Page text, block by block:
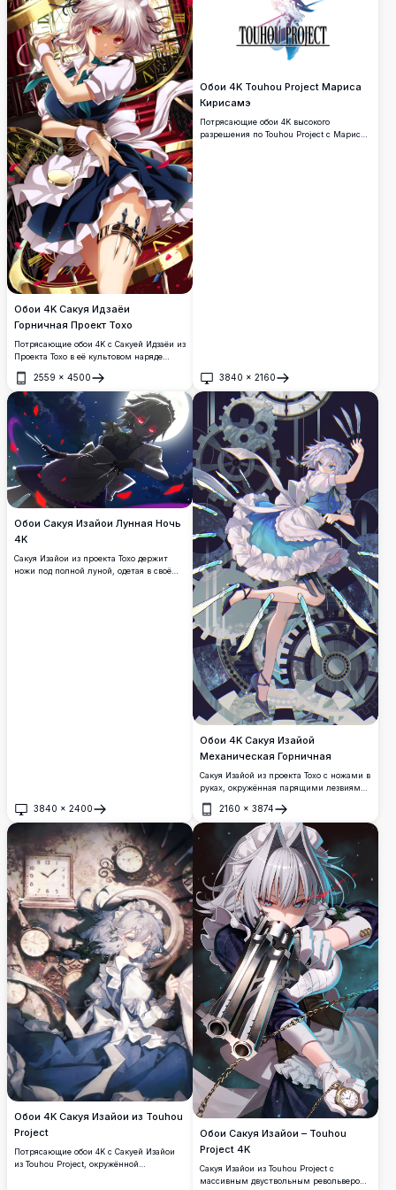
Обои 4K Сакуя Идзаёи
Горничная Проект Тохо
Потрясающие обои 4K с Сакуей Идзаёи из
Проекта Тохо в её культовом наряде
горничной, окружённой золотыми
механизмами часов. Серебристые
волосы, красные глаза и фирменные
метательные ножи в
высококачественной детализации.
2559 × 4500
Открыть
Обои 4K Touhou Project Мариса
Кирисамэ
Потрясающие обои 4K высокого
разрешения по Touhou Project с Марисой
3840 × 2160
Открыть
Обои Сакуя Изайои Лунная Ночь
4K
Сакуя Изайои из проекта Тохо держит
ножи под полной луной, одетая в своё
3840 × 2400
Открыть
Обои 4K Сакуя Изайой
Механическая Горничная
Сакуя Изайой из проекта Тохо с ножами в
руках, окружённая парящими лезвиями
шестернями. Потрясающее
высококачественное аниме-арт с
серебристоволосой горничной в
динамичной боевой позе.
2160 × 3874
Открыть
Обои 4K Сакуя Изайои из Touhou
Project
Потрясающие обои 4K с Сакуей Изайои
из Touhou Project, окружённой
Обои Сакуя Изайои – Touhou
Project 4K
Сакуя Изайои из Touhou Project с
массивным двуствольным револьвером,